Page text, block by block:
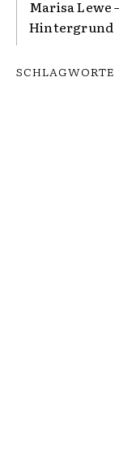
Marisa Lewe
Hintergrund
SCHLAGWORTE